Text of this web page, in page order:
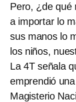
Pero, ¿de qué
a importar lo
sus manos lo
los niños,
La 4T señala
emprendió
Magisterio